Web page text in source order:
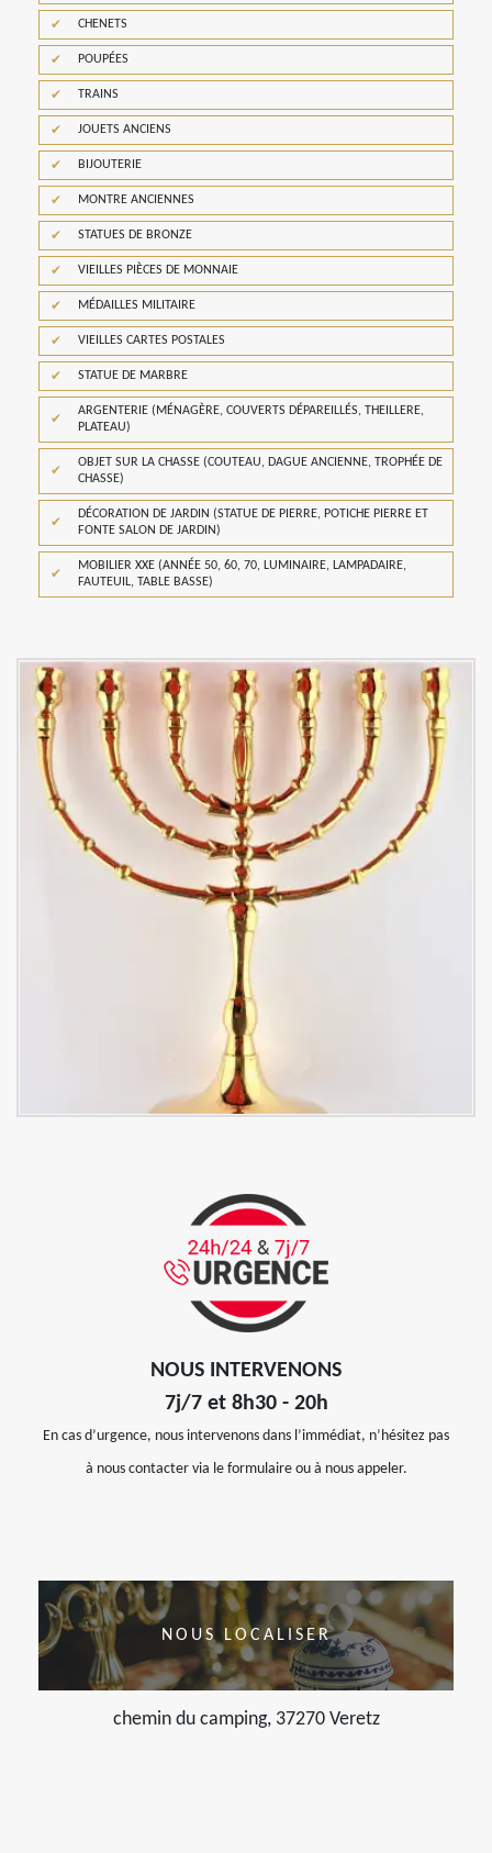
CHENETS
POUPÉES
TRAINS
JOUETS ANCIENS
BIJOUTERIE
MONTRE ANCIENNES
STATUES DE BRONZE
VIEILLES PIÈCES DE MONNAIE
MÉDAILLES MILITAIRE
VIEILLES CARTES POSTALES
STATUE DE MARBRE
ARGENTERIE (MÉNAGÈRE, COUVERTS DÉPAREILLÉS, THEILLERE,
PLATEAU)
OBJET SUR LA CHASSE (COUTEAU, DAGUE ANCIENNE, TROPHÉE DE
CHASSE)
DÉCORATION DE JARDIN (STATUE DE PIERRE, POTICHE PIERRE ET
FONTE SALON DE JARDIN)
MOBILIER XXE (ANNÉE 50, 60, 70, LUMINAIRE, LAMPADAIRE,
FAUTEUIL, TABLE BASSE)
NOUS INTERVENONS
7j/7 et 8h30 - 20h
En cas d’urgence, nous intervenons dans l’immédiat, n’hésitez pas
à nous contacter via le formulaire ou à nous appeler.
NOUS LOCALISER
chemin du camping, 37270 Veretz